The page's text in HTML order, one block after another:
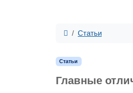
Статьи
Статьи
Главные